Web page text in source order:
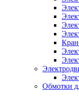
Обмотки